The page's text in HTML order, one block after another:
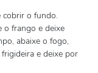
cobrir o fundo.
o frango e deixe
abaixe o fogo,
e deixe por